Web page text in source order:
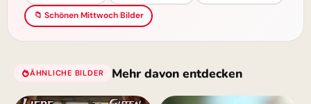
📁 Schönen Mittwoch Bilder
ÄHNLICHE BILDER Mehr davon entdecken